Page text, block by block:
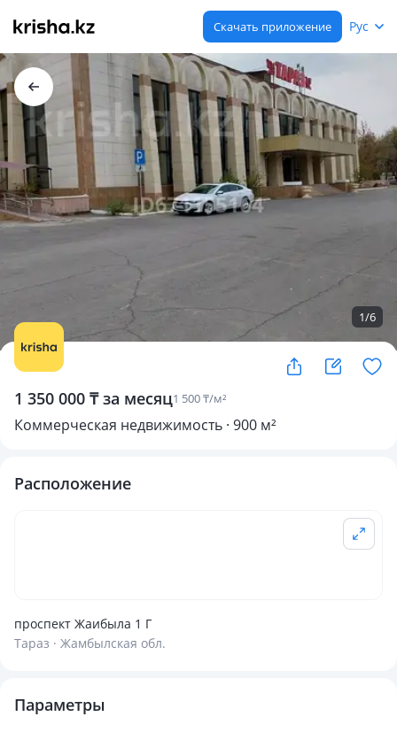
Скачать приложение Рус
1/6
1 350 000 ₸ за месяц1 500 ₸/м²
Коммерческая недвижимость · 900 м²
Расположение
проспект Жаибыла 1 Г
Тараз · Жамбылская обл.
Параметры